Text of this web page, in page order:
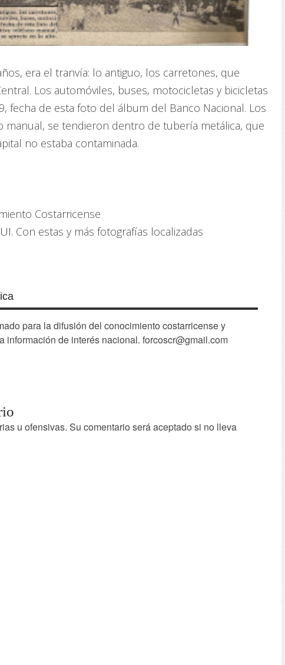
era el tranvía: lo antiguo, los carretones, que
Los automóviles, buses, motocicletas y bicicletas
fecha de esta foto del álbum del Banco Nacional. Los
manual, se tendieron dentro de tubería metálica, que
no estaba contaminada.
Costarricense
. Con estas y más fotografías localizadas
para la difusión del conocimiento costarricense y
información de interés nacional. forcoscr@gmail.com
u ofensivas. Su comentario será aceptado si no lleva